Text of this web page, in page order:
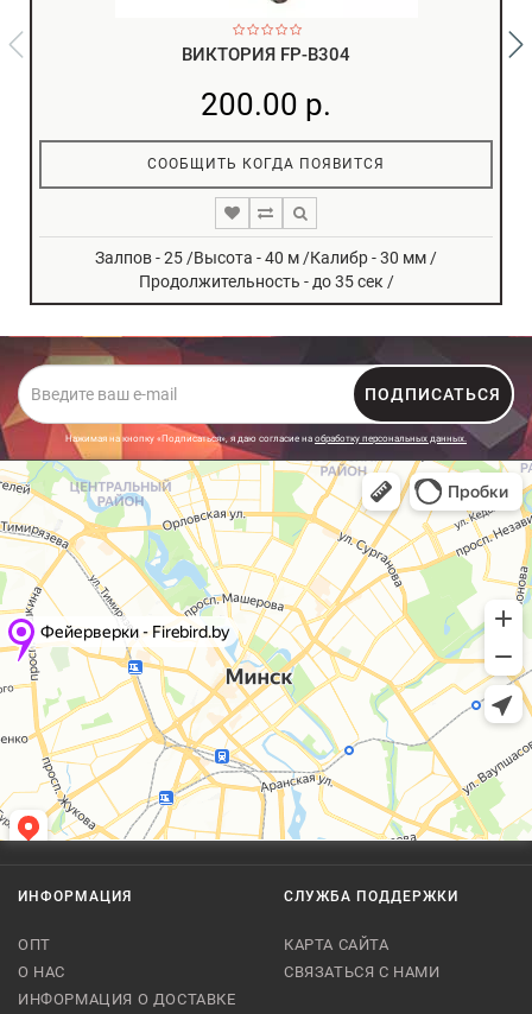
ВИКТОРИЯ FP-B304
200.00 р.
СООБЩИТЬ КОГДА ПОЯВИТСЯ
Залпов - 25 /Высота - 40 м /Калибр - 30 мм /
Продолжительность - до 35 сек /
ПОДПИСАТЬСЯ
Нажимая на кнопку «Подписаться», я даю cогласие на обработку персональных данных.
ИНФОРМАЦИЯ
ОПТ
О НАС
ИНФОРМАЦИЯ О ДОСТАВКЕ
СЛУЖБА ПОДДЕРЖКИ
КАРТА САЙТА
СВЯЗАТЬСЯ С НАМИ